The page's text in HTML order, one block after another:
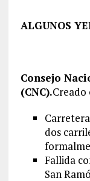
ALGUNOS
Consejo
(CNC).Creado
dos
Fallida
San